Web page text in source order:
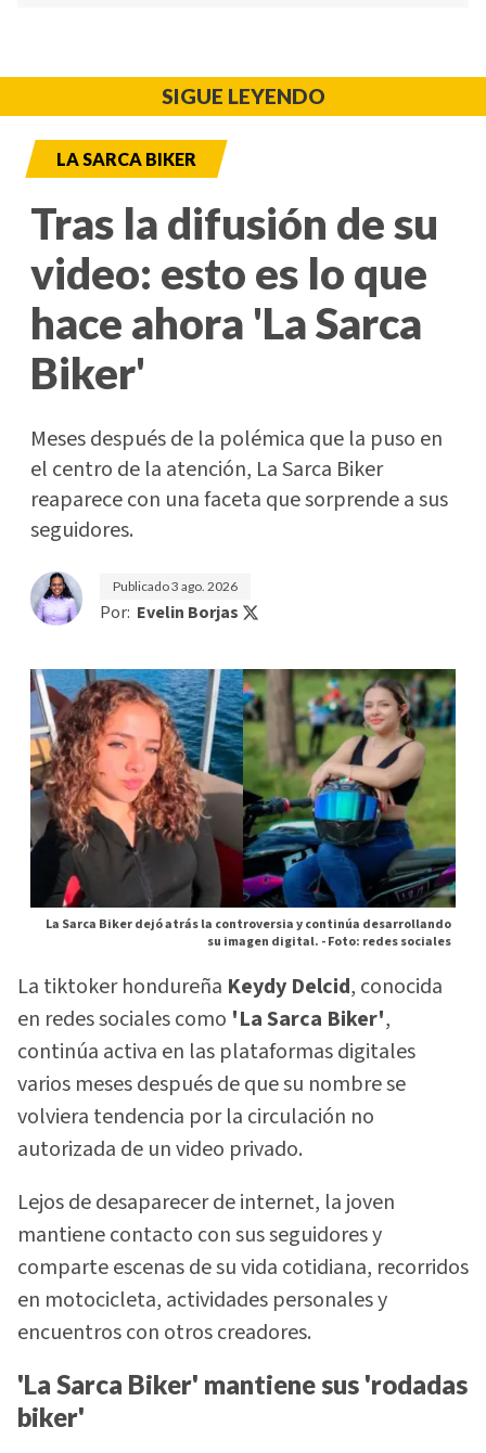
SIGUE LEYENDO
LA SARCA BIKER
Tras la difusión de su
video: esto es lo que
hace ahora 'La Sarca
Biker'
Meses después de la polémica que la puso en
el centro de la atención, La Sarca Biker
reaparece con una faceta que sorprende a sus
seguidores.
Publicado3 ago. 2026
Por: Evelin Borjas
La Sarca Biker dejó atrás la controversia y continúa desarrollando
su imagen digital. -Foto: redes sociales
La tiktoker hondureña Keydy Delcid, conocida
en redes sociales como 'La Sarca Biker',
continúa activa en las plataformas digitales
varios meses después de que su nombre se
volviera tendencia por la circulación no
autorizada de un video privado.
Lejos de desaparecer de internet, la joven
mantiene contacto con sus seguidores y
comparte escenas de su vida cotidiana, recorridos
en motocicleta, actividades personales y
encuentros con otros creadores.
'La Sarca Biker' mantiene sus 'rodadas
biker'